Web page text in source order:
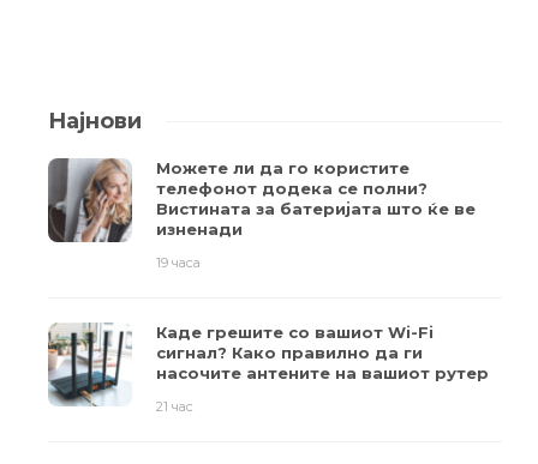
Најнови
Можете ли да го користите
телефонот додека се полни?
Вистината за батеријата што ќе ве
изненади
19 часа
Каде грешите со вашиот Wi-Fi
сигнал? Како правилно да ги
насочите антените на вашиот рутер
21 час